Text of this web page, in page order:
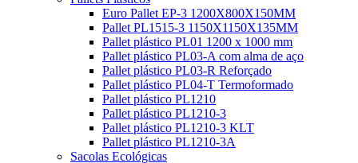
Euro Pallet EP-3 1200X800X150MM
Pallet PL1515-3 1150X1150X135MM
Pallet plástico PL01 1200 x 1000 mm
Pallet plástico PL03-A com alma de aço
Pallet plástico PL03-R Reforçado
Pallet plástico PL04-T Termoformado
Pallet plástico PL1210
Pallet plástico PL1210-3
Pallet plástico PL1210-3 KLT
Pallet plástico PL1210-3A
Sacolas Ecológicas